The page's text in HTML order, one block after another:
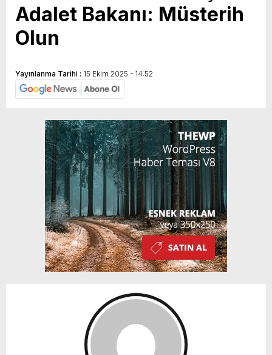
Adalet Bakanı: Müsterih
Olun
Yayınlanma Tarihi : 15 Ekim 2025 - 14:52